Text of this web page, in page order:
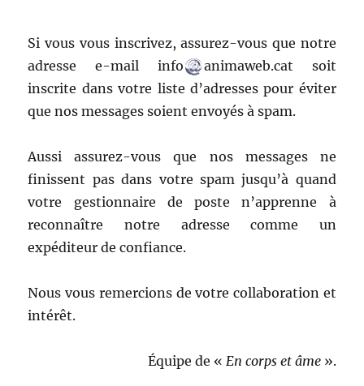
Si vous vous inscrivez, assurez-vous que notre
adresse e-mail info
animaweb.cat soit
inscrite dans votre liste d’adresses pour éviter
que nos messages soient envoyés à spam.
Aussi assurez-vous que nos messages ne
finissent pas dans votre spam jusqu’à quand
votre gestionnaire de poste n’apprenne à
reconnaître notre adresse comme un
expéditeur de confiance.
Nous vous remercions de votre collaboration et
intérêt.
Équipe de « En corps et âme».